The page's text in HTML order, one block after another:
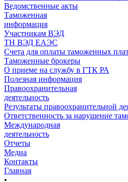
Ведомственные акты
Таможенная
информация
Участникам ВЭД
ТН ВЭД ЕАЭС
Счета для оплаты таможенных
Таможенные брокеры
О приеме на службу в ГТК РА
Полезная информация
Правоохранительная
деятельность
Результаты правоохранительной
Ответственность за нарушение
Международная
деятельность
Отчеты
Медиа
Контакты
Главная
•